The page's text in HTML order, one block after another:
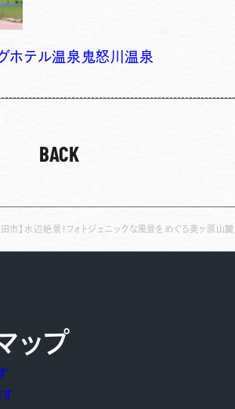
ホテル温泉 鬼怒川温泉
BACK
田市】水辺絶景！フォトジェニックな風景をめぐる美ヶ原山
ップ